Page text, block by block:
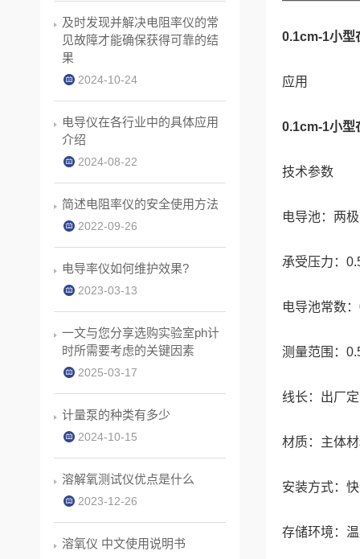
0.1cm-1小型
应用
0.1cm-1小型
技术参数
电导池：两
承受压力：
电导池常数
测量范围：
线长：出厂
材质：主体
安装方式：
存储环境：
及时发现并解决电阻率仪的常
见故障才能确保获得可靠的结
果
2024-10-24
电导仪在各行业中的具体应用
介绍
2024-08-22
简述电阻率仪的安全使用方法
2022-09-26
电导率仪如何维护效果?
2023-03-13
一文与您分享选购实验室ph计
时所需要考虑的关键因素
2025-03-17
计量泵的种类有多少
2024-10-15
溶解氧测试仪优点是什么
2023-12-26
溶氧仪 中文使用说明书